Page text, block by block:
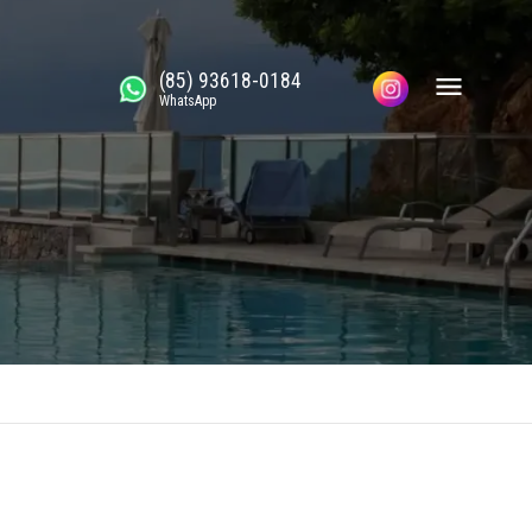
(85) 93618-0184
WhatsApp